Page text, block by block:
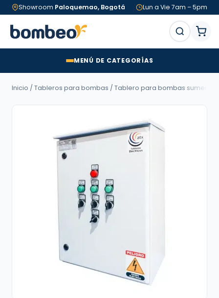
Showroom Paloquemao, Bogotá Lun a Vie 7am – 5pm
MENÚ DE CATEGORÍAS
Inicio / Tableros para bombas / Tablero para bombas